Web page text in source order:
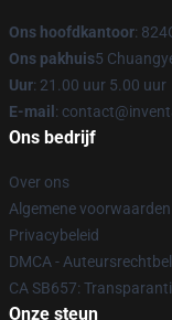
Ons hoofdkantoor:
Ons pakhuis5
Uur: 21.00 uur 5.00 uur
E-mail :
Ons bedrijf
Over ons
Algemene voorwaarden
Privacybeleid
DMCA -
CA SB657:
Onze steun